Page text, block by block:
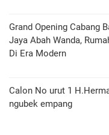
Grand Opening Cabang
Jaya Abah Wanda,
Di Era Modern
Calon No urut 1
ngubek empang